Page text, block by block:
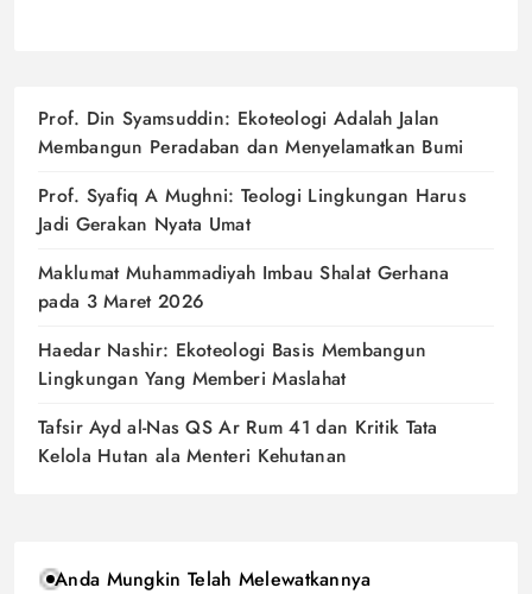
Prof. Din Syamsuddin: Ekoteologi Adalah Jalan
Membangun Peradaban dan Menyelamatkan Bumi
Prof. Syafiq A Mughni: Teologi Lingkungan Harus
Jadi Gerakan Nyata Umat
Maklumat Muhammadiyah Imbau Shalat Gerhana
pada 3 Maret 2026
Haedar Nashir: Ekoteologi Basis Membangun
Lingkungan Yang Memberi Maslahat
Tafsir Ayd al-Nas QS Ar Rum 41 dan Kritik Tata
Kelola Hutan ala Menteri Kehutanan
Anda Mungkin Telah Melewatkannya